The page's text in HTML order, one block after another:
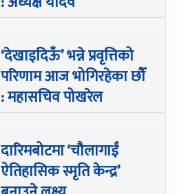
‘देखाइदिऊँ’ भन्ने प्रवृत्तिको
परिणाम आज भोगिरहेका छौँ
: महासचिव पोखरेल
दारिमबोटमा ‘चौलागाईं
ऐतिहासिक स्मृति केन्द्र’